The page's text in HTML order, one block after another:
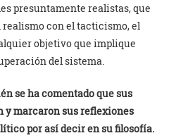
presuntamente realistas, que
con el tacticismo, el
objetivo que implique
del sistema.
se ha comentado que sus
marcaron sus reflexiones
por así decir en su filosofía.